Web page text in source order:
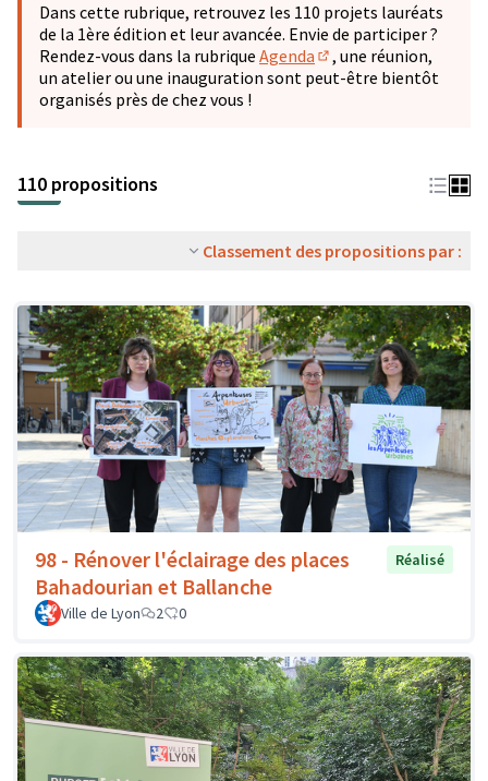
−
Dans cette rubrique, retrouvez les 110 projets lauréats
de la 1ère édition et leur avancée. Envie de participer ?
Rendez-vous dans la rubrique Agenda
(S'ouvre dans un
, une réunion,
un atelier ou une inauguration sont peut-être bientôt
organisés près de chez vous !
110 propositions
Classement des propositions par :
98 - Rénover l'éclairage des places
Bahadourian et Ballanche
Réalisé
Ville de Lyon 2 0